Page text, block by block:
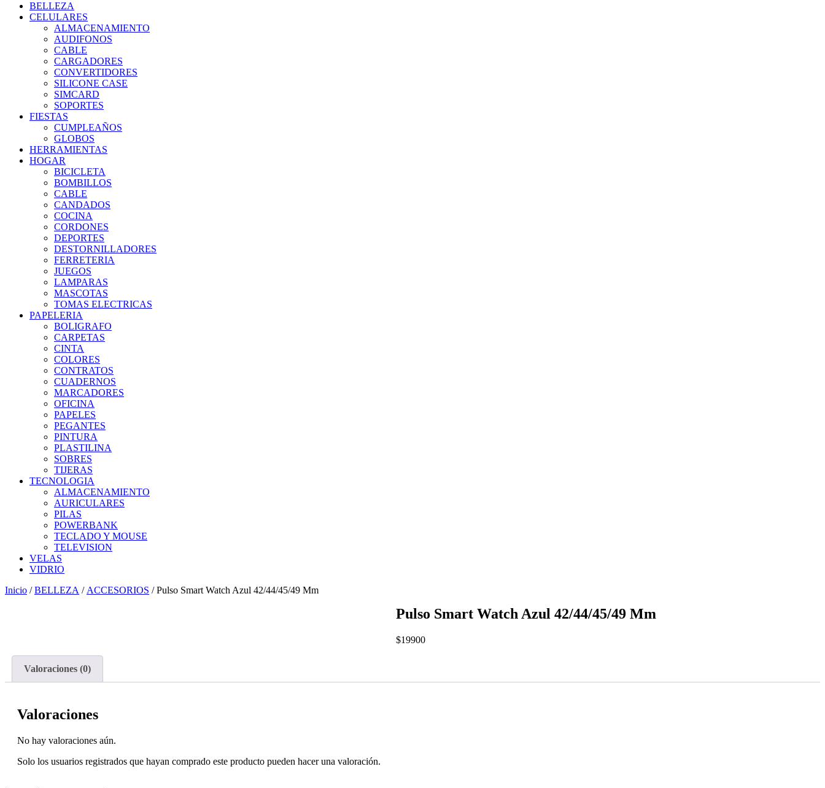
BELLEZA
CELULARES
ALMACENAMIENTO
AUDIFONOS
CABLE
CARGADORES
CONVERTIDORES
SILICONE CASE
SIMCARD
SOPORTES
FIESTAS
CUMPLEAÑOS
GLOBOS
HERRAMIENTAS
HOGAR
BICICLETA
BOMBILLOS
CABLE
CANDADOS
COCINA
CORDONES
DEPORTES
DESTORNILLADORES
FERRETERIA
JUEGOS
LAMPARAS
MASCOTAS
TOMAS ELECTRICAS
PAPELERIA
BOLIGRAFO
CARPETAS
CINTA
COLORES
CONTRATOS
CUADERNOS
MARCADORES
OFICINA
PAPELES
PEGANTES
PINTURA
PLASTILINA
SOBRES
TIJERAS
TECNOLOGIA
ALMACENAMIENTO
AURICULARES
PILAS
POWERBANK
TECLADO Y MOUSE
TELEVISION
VELAS
VIDRIO
Inicio /BELLEZA / ACCESORIOS / Pulso Smart Watch Azul 42/44/45/49 Mm
Pulso Smart Watch Azul 42/44/45/49 Mm
$19900
Valoraciones (0)
Valoraciones
No hay valoraciones aún.
Solo los usuarios registrados que hayan comprado este producto pueden hacer una valoración.